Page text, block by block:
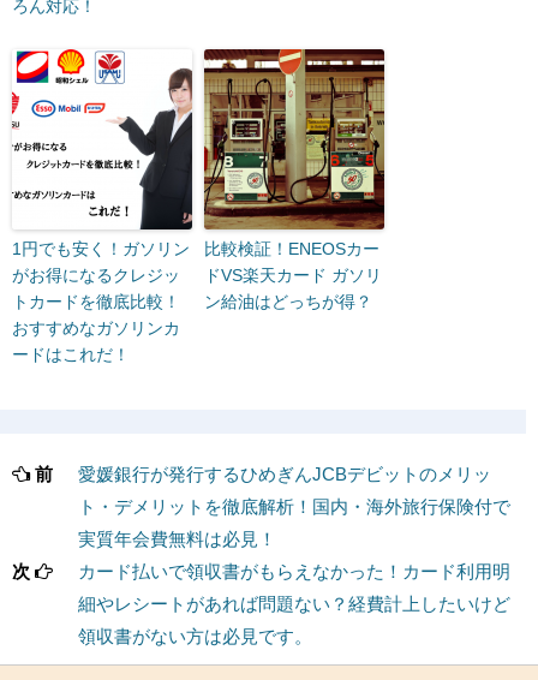
ろん対応！
1円でも安く！ガソリン
がお得になるクレジッ
トカードを徹底比較！
おすすめなガソリンカ
ードはこれだ！
比較検証！ENEOSカー
ドVS楽天カード ガソリ
ン給油はどっちが得？
前
愛媛銀行が発行するひめぎんJCBデビットのメリッ
ト・デメリットを徹底解析！国内・海外旅行保険付で
実質年会費無料は必見！
次
カード払いで領収書がもらえなかった！カード利用明
細やレシートがあれば問題ない？経費計上したいけど
領収書がない方は必見です。